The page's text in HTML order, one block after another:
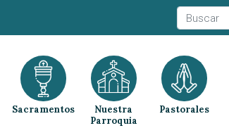
Sacramentos
Nuestra
Parroquia
Pastorales